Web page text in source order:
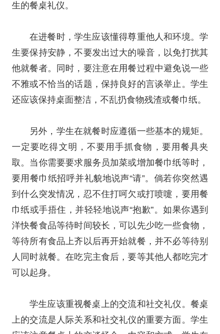
生的餐桌礼仪。
在进餐时，学生应该懂得尊重他人和环境。学
生要保持安静，不要发出过大的噪音，以免打扰其
他就餐者。同时，要注意在用餐过程中避免说一些
不雅或不恰当的话题，保持良好的言谈举止。学生
还应该保持桌面整洁，不乱扔食物残渣或餐巾纸。
另外，学生在就餐时应遵循一些基本的规矩。
一定要吃得文明，不要用手抓食物，要用餐具夹
取。当你需要要求服务员加菜或增加餐巾纸等时，
要用餐巾纸招呼并礼貌地说声“请”。倘若你突然遇
到什么突发情况，忍不住打呵欠或打喷嚏，要用餐
巾纸或手捂住，并轻轻地说声“抱歉”。如果你遇到
洋快餐食品等待时间较长，可以先少吃一些食物，
等待所有食品上齐以后再开始就餐，并不必等待别
人同时就餐。在吃完主食后，要等其他人都吃完才
可以起身。
学生应该重视餐桌上的交流和社交礼仪。餐桌
上的交流是人际关系和社交礼仪的重要方面。学生